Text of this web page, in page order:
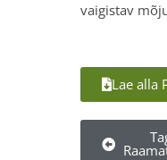
vaigistav
Lae alla